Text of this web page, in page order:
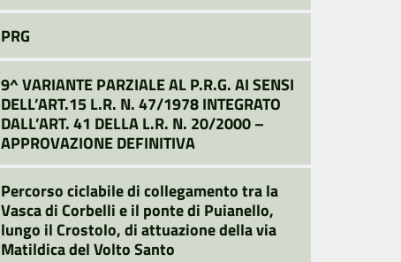
PRG
9^ VARIANTE PARZIALE AL P.R.G. AI SENSI
DELL’ART.15 L.R. N. 47/1978 INTEGRATO
DALL’ART. 41 DELLA L.R. N. 20/2000 –
APPROVAZIONE DEFINITIVA
Percorso ciclabile di collegamento tra la
Vasca di Corbelli e il ponte di Puianello,
lungo il Crostolo, di attuazione della via
Matildica del Volto Santo